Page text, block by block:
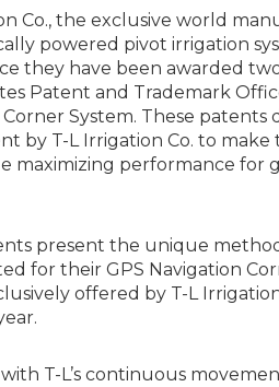
Co., the exclusive world
powered pivot irrigation
they have been awarded
Patent and Trademark
System. These patents
by T-L Irrigation Co. to make
maximizing performance for
present the unique
for their GPS Navigation
offered by T-L
T-L’s continuous